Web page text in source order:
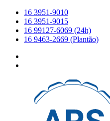
16 3951-9010
16 3951-9015
16 99127-6069 (24h)
16 9463-2669 (Plantão)